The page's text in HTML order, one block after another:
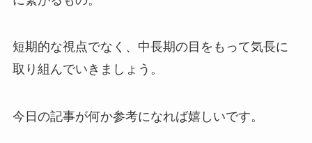
短期的な視点でなく、中長期の目をもって気長に
取り組んでいきましょう。
今日の記事が何か参考になれば嬉しいです。